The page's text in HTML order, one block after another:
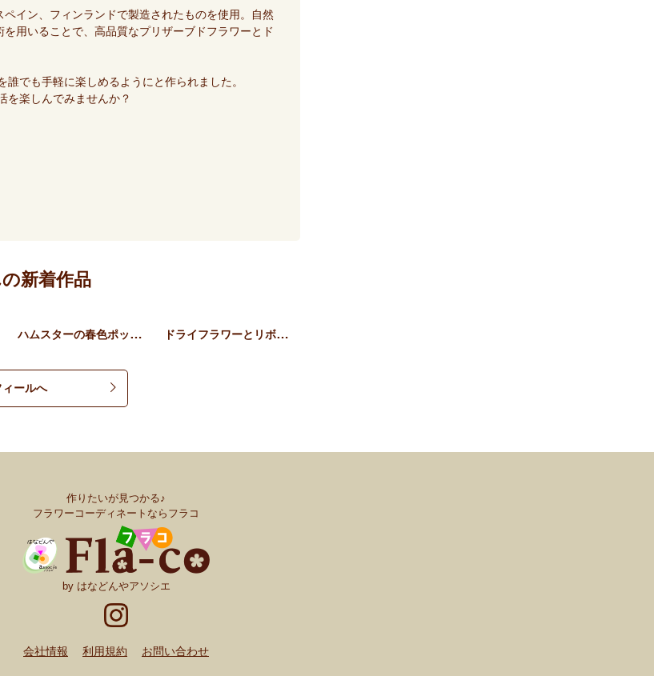
イン、フィンランドで製造されたものを使用。自然
用いることで、高品質なプリザーブドフラワーとド
でも手軽に楽しめるようにと作られました。
を楽しんでみませんか？
新着作品
ハムスターの春色ポットアレ… ドライフラワーとリボンのバ…
ィールへ
作りたいが見つかる♪
フラワーコーディネートならフラコ
by はなどんやアソシエ
会社情報 利用規約 お問い合わせ